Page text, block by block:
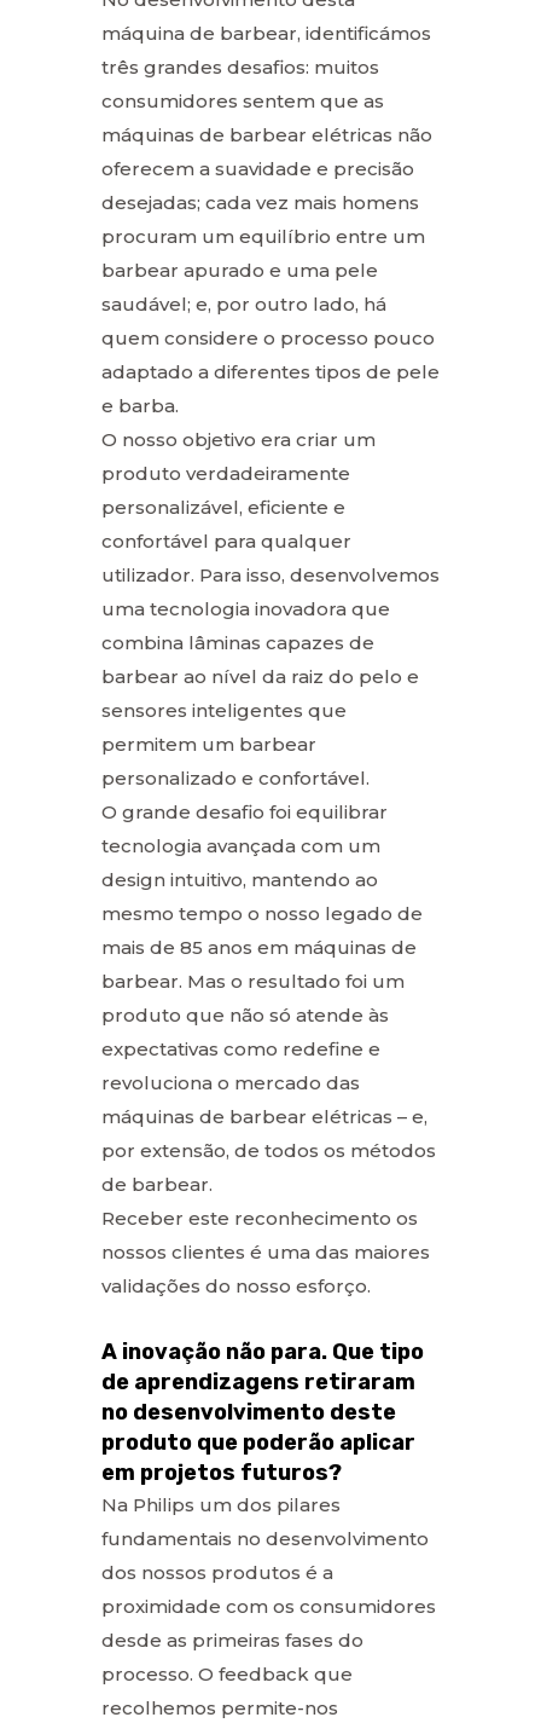
máquina de barbear, identificámos
três grandes desafios: muitos
consumidores sentem que as
máquinas de barbear elétricas não
oferecem a suavidade e precisão
desejadas; cada vez mais homens
procuram um equilíbrio entre um
barbear apurado e uma pele
saudável; e, por outro lado, há
quem considere o processo pouco
adaptado a diferentes tipos de pele
e barba.
O nosso objetivo era criar um
produto verdadeiramente
personalizável, eficiente e
confortável para qualquer
utilizador. Para isso, desenvolvemos
uma tecnologia inovadora que
combina lâminas capazes de
barbear ao nível da raiz do pelo e
sensores inteligentes que
permitem um barbear
personalizado e confortável.
O grande desafio foi equilibrar
tecnologia avançada com um
design intuitivo, mantendo ao
mesmo tempo o nosso legado de
mais de 85 anos em máquinas de
barbear. Mas o resultado foi um
produto que não só atende às
expectativas como redefine e
revoluciona o mercado das
máquinas de barbear elétricas – e,
por extensão, de todos os métodos
de barbear.
Receber este reconhecimento os
nossos clientes é uma das maiores
validações do nosso esforço.
A inovação não para. Que tipo
de aprendizagens retiraram
no desenvolvimento deste
produto que poderão aplicar
em projetos futuros?
Na Philips um dos pilares
fundamentais no desenvolvimento
dos nossos produtos é a
proximidade com os consumidores
desde as primeiras fases do
processo. O feedback que
recolhemos permite-nos